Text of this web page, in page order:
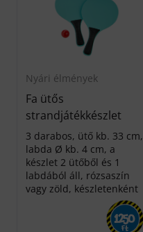
Nyári élmények
Fa ütős
strandjátékkészlet
3 darabos, ütő kb. 33 cm,
labda Ø kb. 4 cm, a
készlet 2 ütőből és 1
labdából áll, rózsaszín
vagy zöld, készletenként
1250
Ft